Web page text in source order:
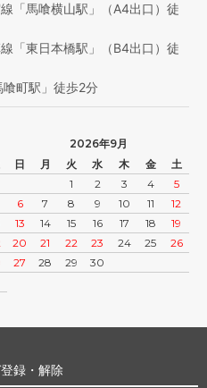
「馬喰横山駅」（A4出口）徒
「東日本橋駅」（B4出口）徒
町駅」徒歩2分
2026年9月
日
月 火 水 木 金
土
1
2 3 4
5
6
7 8 9 10 11
12
13
14 15 16 17 18
19
20
21 22 23 24 25
26
27
28 29 30
録・解除